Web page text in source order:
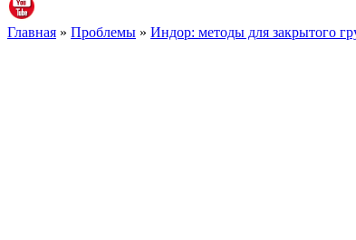
Главная » Проблемы » Индор: методы для закрытого